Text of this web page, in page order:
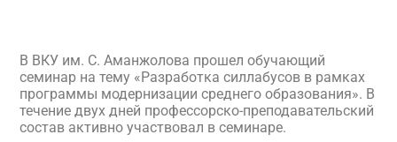
В ВКУ им. С. Аманжолова прошел обучающий
семинар на тему «Разработка силлабусов в рамках
программы модернизации среднего образования». В
течение двух дней профессорско-преподавательский
состав активно участвовал в семинаре.